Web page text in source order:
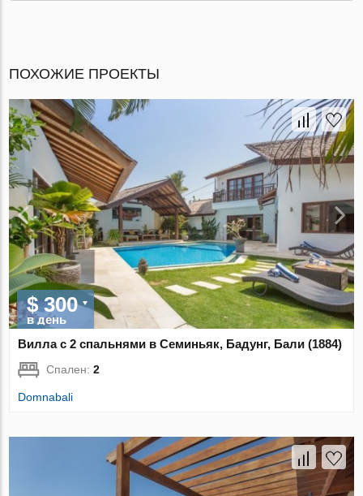
ПОХОЖИЕ ПРОЕКТЫ
$ 300
в день
Вилла с 2 спальнями в Семиньяк, Бадунг, Бали (1884)
Спален:2
Domnabali